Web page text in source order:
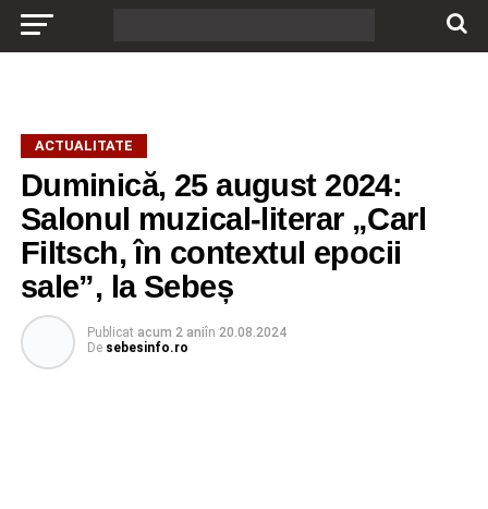
ACTUALITATE
Duminică, 25 august 2024:
Salonul muzical-literar „Carl
Filtsch, în contextul epocii
sale”, la Sebeș
Publicat acum 2 aniîn 20.08.2024
De sebesinfo.ro